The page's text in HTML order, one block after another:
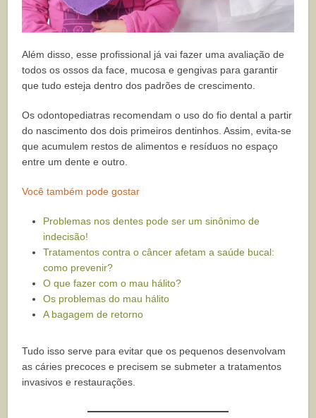
Além disso, esse profissional já vai fazer uma avaliação de
todos os ossos da face, mucosa e gengivas para garantir
que tudo esteja dentro dos padrões de crescimento.
Os odontopediatras recomendam o uso do fio dental a partir
do nascimento dos dois primeiros dentinhos. Assim, evita-se
que acumulem restos de alimentos e resíduos no espaço
entre um dente e outro.
Você também pode gostar
Problemas nos dentes pode ser um sinônimo de
indecisão!
Tratamentos contra o câncer afetam a saúde bucal:
como prevenir?
O que fazer com o mau hálito?
Os problemas do mau hálito
A bagagem de retorno
Tudo isso serve para evitar que os pequenos desenvolvam
as cáries precoces e precisem se submeter a tratamentos
invasivos e restaurações.